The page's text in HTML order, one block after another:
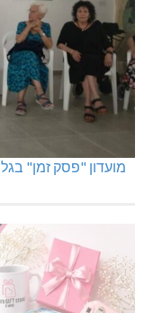
מועדון "פסק זמן"